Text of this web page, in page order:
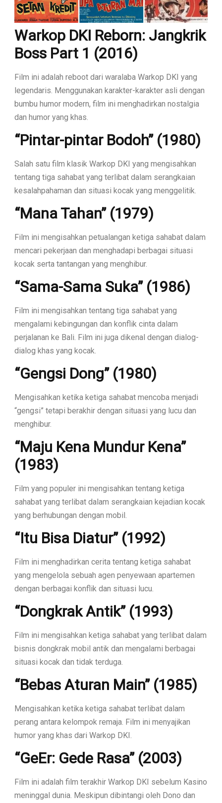
Warkop DKI Reborn: Jangkrik
Boss Part 1 (2016)
Film ini adalah reboot dari waralaba Warkop DKI yang
legendaris. Menggunakan karakter-karakter asli dengan
bumbu humor modern, film ini menghadirkan nostalgia
dan humor yang khas.
“Pintar-pintar Bodoh” (1980)
Salah satu film klasik Warkop DKI yang mengisahkan
tentang tiga sahabat yang terlibat dalam serangkaian
kesalahpahaman dan situasi kocak yang menggelitik.
“Mana Tahan” (1979)
Film ini mengisahkan petualangan ketiga sahabat dalam
mencari pekerjaan dan menghadapi berbagai situasi
kocak serta tantangan yang menghibur.
“Sama-Sama Suka” (1986)
Film ini mengisahkan tentang tiga sahabat yang
mengalami kebingungan dan konflik cinta dalam
perjalanan ke Bali. Film ini juga dikenal dengan dialog-
dialog khas yang kocak.
“Gengsi Dong” (1980)
Mengisahkan ketika ketiga sahabat mencoba menjadi
“gengsi” tetapi berakhir dengan situasi yang lucu dan
menghibur.
“Maju Kena Mundur Kena”
(1983)
Film yang populer ini mengisahkan tentang ketiga
sahabat yang terlibat dalam serangkaian kejadian kocak
yang berhubungan dengan mobil.
“Itu Bisa Diatur” (1992)
Film ini menghadirkan cerita tentang ketiga sahabat
yang mengelola sebuah agen penyewaan apartemen
dengan berbagai konflik dan situasi lucu.
“Dongkrak Antik” (1993)
Film ini mengisahkan ketiga sahabat yang terlibat dalam
bisnis dongkrak mobil antik dan mengalami berbagai
situasi kocak dan tidak terduga.
“Bebas Aturan Main” (1985)
Mengisahkan ketika ketiga sahabat terlibat dalam
perang antara kelompok remaja. Film ini menyajikan
humor yang khas dari Warkop DKI.
“GeEr: Gede Rasa” (2003)
Film ini adalah film terakhir Warkop DKI sebelum Kasino
meninggal dunia. Meskipun dibintangi oleh Dono dan